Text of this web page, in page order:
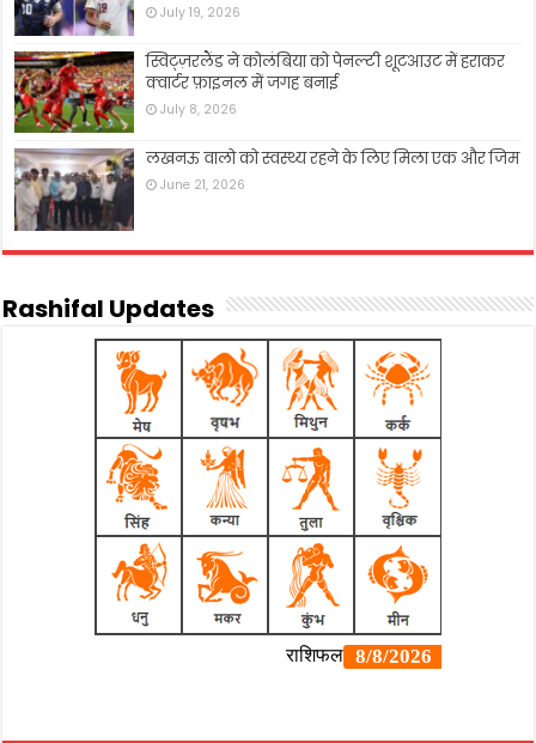
July 19, 2026
स्विट्ज़रलैंड ने कोलंबिया को पेनल्टी शूटआउट में हराकर
क्वार्टर फ़ाइनल में जगह बनाई
July 8, 2026
लखनऊ वालो को स्वस्थ्य रहने के लिए मिला एक और जिम
June 21, 2026
Rashifal Updates